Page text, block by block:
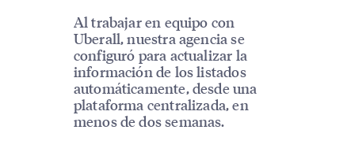
Al trabajar en equipo con
Uberall, nuestra agencia se
configuró para actualizar la
información de los listados
automáticamente, desde una
plataforma centralizada, en
menos de dos semanas.